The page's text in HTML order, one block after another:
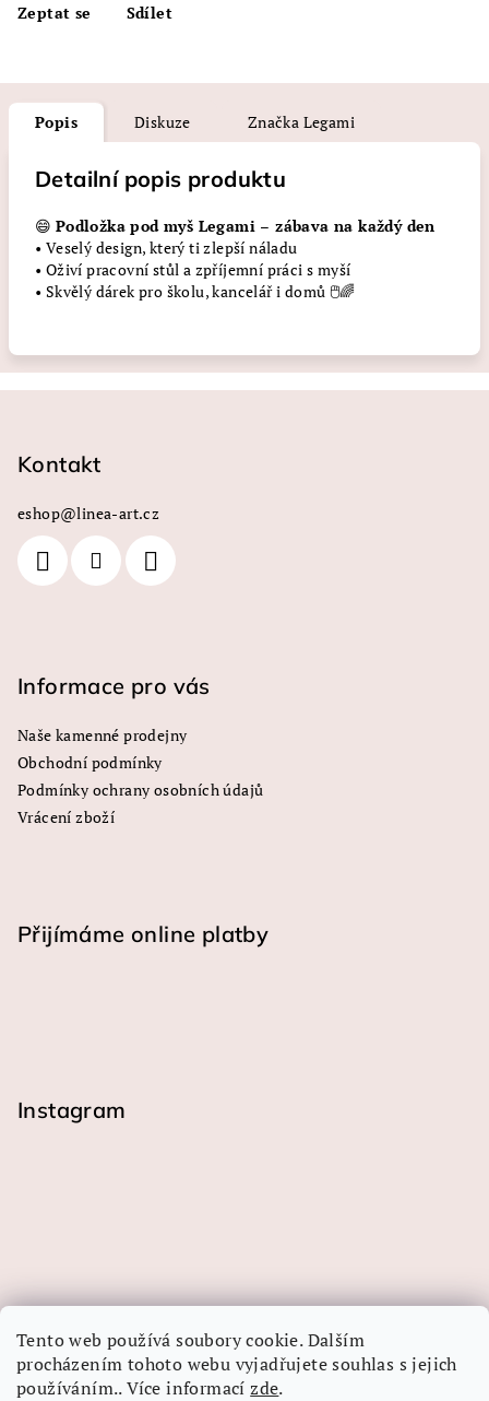
Tento web používá soubory cookie. Dalším
procházením tohoto webu vyjadřujete souhlas s jejich
používáním.. Více informacízde.
Zeptat se Sdílet
Popis Diskuze Značka Legami
Detailní popis produktu
😄 Podložka pod myš Legami – zábava na každý den
• Veselý design, který ti zlepší náladu
• Oživí pracovní stůl a zpříjemní práci s myší
• Skvělý dárek pro školu, kancelář i domů 🖱️🌈
Kontakt
eshop@linea-art.cz
Informace pro vás
Naše kamenné prodejny
Obchodní podmínky
Podmínky ochrany osobních údajů
Vrácení zboží
Přijímáme online platby
Instagram